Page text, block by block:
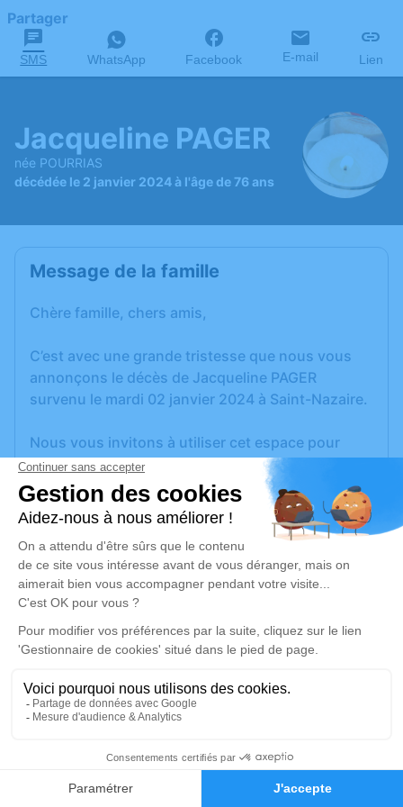
Faire-part Hommages
Partager
SMS WhatsApp Facebook E-mail Lien
Jacqueline PAGER
née POURRIAS
décédée le 2 janvier 2024 à l'âge de 76 ans
Message de la famille
Chère famille, chers amis,
C’est avec une grande tristesse que nous vous
annonçons le décès de Jacqueline PAGER
survenu le mardi 02 janvier 2024 à Saint-Nazaire.
Nous vous invitons à utiliser cet espace pour
laisser vos condoléances, partager des photos
souvenirs, une anecdote ou exprimer vos
pensées à travers des poèmes ou des textes. Cet
endroit est un lieu d'expression dédié à honorer la
mémoire de Jacqueline PAGER.
Un service de plantation d’arbre hommage est
disponible ici
Cérémonie religieuse
Saint-Pierre d'Escoublac de La Baule-
Escoublac